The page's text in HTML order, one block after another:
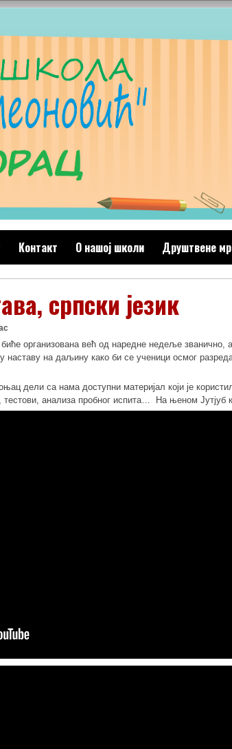
Контакт O нашој школи Друштвене
српски језик
организована већ од наредне недеље званично,
наставу на даљину како би се ученици осмог
дели са нама доступни материјал који је
анализа пробног испита… На њеном Јутјуб